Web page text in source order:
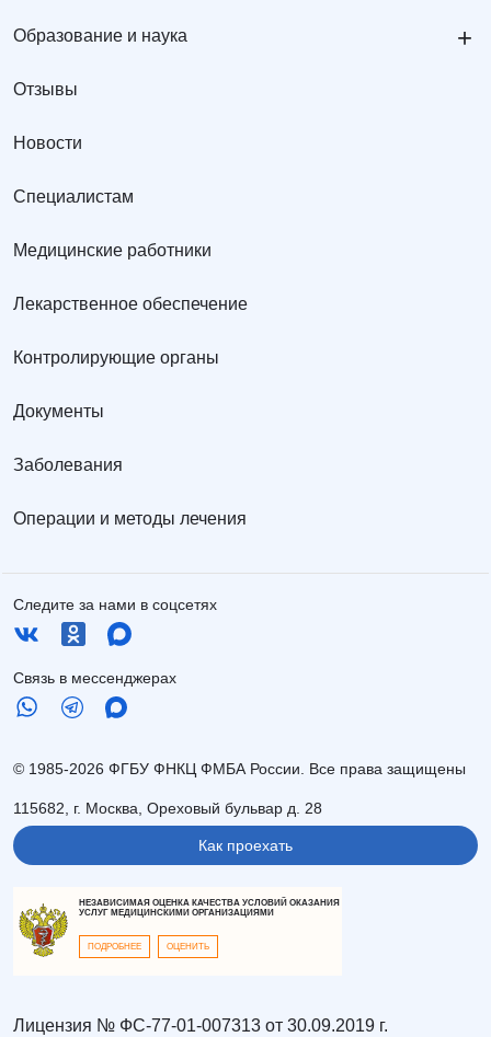
Образование и наука +
Отзывы
Новости
Специалистам
Медицинские работники
Лекарственное обеспечение
Контролирующие органы
Документы
Заболевания
Операции и методы лечения
Следите за нами в соцсетях
Связь в мессенджерах
© 1985-2026 ФГБУ ФНКЦ ФМБА России. Все права защищены
115682, г. Москва, Ореховый бульвар д. 28
Как проехать
НЕЗАВИСИМАЯ ОЦЕНКА КАЧЕСТВА УСЛОВИЙ ОКАЗАНИЯ
УСЛУГ МЕДИЦИНСКИМИ ОРГАНИЗАЦИЯМИ
ПОДРОБНЕЕ ОЦЕНИТЬ
Лицензия № ФС-77-01-007313 от 30.09.2019 г.